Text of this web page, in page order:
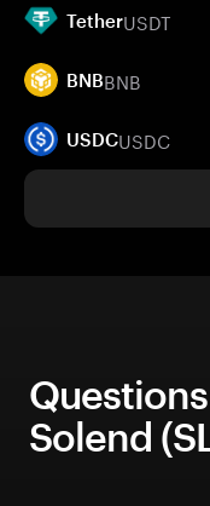
TetherUSDT
BNBBNB
USDCUSDC
Solend